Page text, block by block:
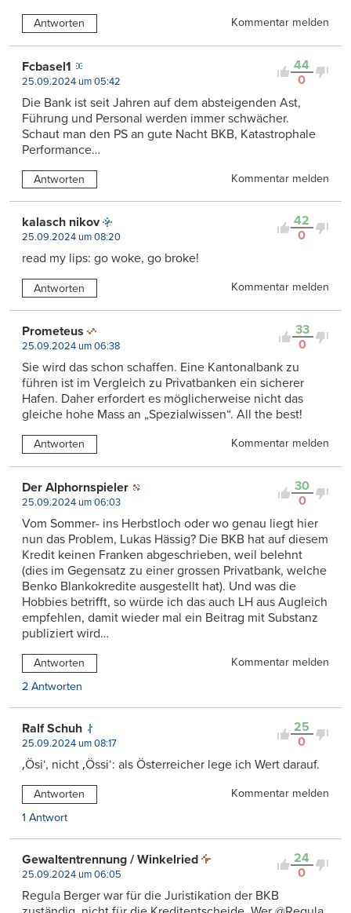
Antworten Kommentar melden
44
0
Fcbasel1
25.09.2024 um 05:42
Die Bank ist seit Jahren auf dem absteigenden Ast,
Führung und Personal werden immer schwächer.
Schaut man den PS an gute Nacht BKB, Katastrophale
Performance…
Antworten Kommentar melden
42
0
kalasch nikov
25.09.2024 um 08:20
read my lips: go woke, go broke!
Antworten Kommentar melden
33
0
Prometeus
25.09.2024 um 06:38
Sie wird das schon schaffen. Eine Kantonalbank zu
führen ist im Vergleich zu Privatbanken ein sicherer
Hafen. Daher erfordert es möglicherweise nicht das
gleiche hohe Mass an „Spezialwissen“. All the best!
Antworten Kommentar melden
30
0
Der Alphornspieler
25.09.2024 um 06:03
Vom Sommer- ins Herbstloch oder wo genau liegt hier
nun das Problem, Lukas Hässig? Die BKB hat auf diesem
Kredit keinen Franken abgeschrieben, weil belehnt
(dies im Gegensatz zu einer grossen Privatbank, welche
Benko Blankokredite ausgestellt hat). Und was die
Hobbies betrifft, so würde ich das auch LH aus Augleich
empfehlen, damit wieder mal ein Beitrag mit Substanz
publiziert wird…
Antworten
Kommentar melden
2 Antworten
25
0
Ralf Schuh
25.09.2024 um 08:17
‚Ösi‘, nicht ‚Össi‘: als Österreicher lege ich Wert darauf.
Antworten
Kommentar melden
1 Antwort
24
0
Gewaltentrennung / Winkelried
25.09.2024 um 06:05
Regula Berger war für die Juristikation der BKB